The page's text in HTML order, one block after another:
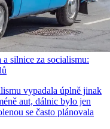
silnice za socialismu:
vypadala úplně jinak
aut, dálnic bylo jen
se často plánovala